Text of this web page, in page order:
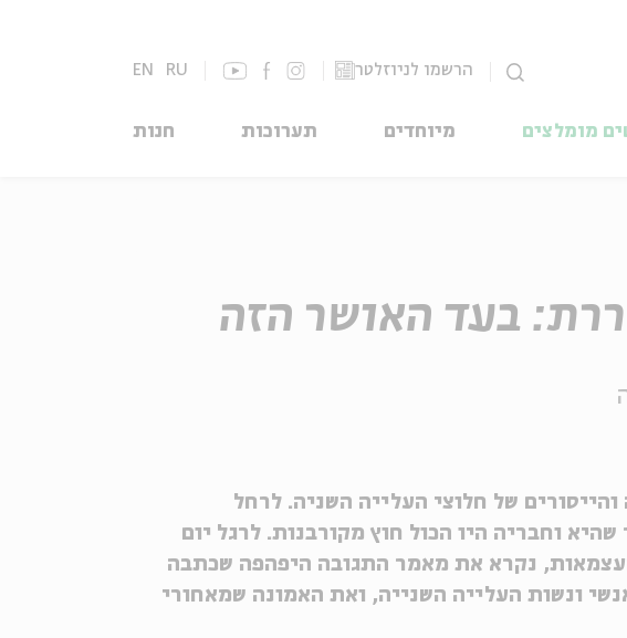
הרשמו לניוזלטר EN RU
מומלצים מיוחדים תערוכות חנות
של חלוצי העלייה השניה. לרחל
וחבריה היו הכול חוץ מקורבנות. לרגל יום
נקרא את מאמר התגובה היפהפה שכתבה
ונשות העלייה השנייה, ואת האמונה שמאחורי